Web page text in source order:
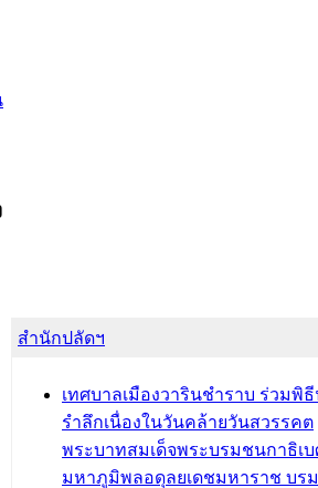
สำนักปลัดฯ
เทศบาลเมืองวารินชำราบ ร่วมพิ
รำลึกเนื่องในวันคล้ายวันสวรรคต
พระบาทสมเด็จพระบรมชนกาธิเบ
มหาภูมิพลอดุลยเดชมหาราช บร